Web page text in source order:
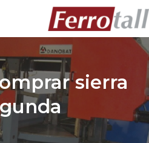
sierra